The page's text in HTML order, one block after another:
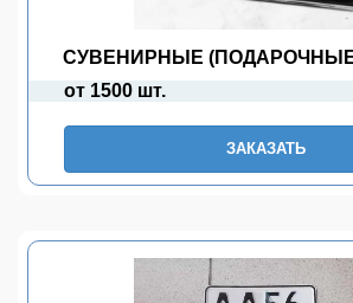
СУВЕНИРНЫЕ
от 1500 шт.
ЗАКАЗАТЬ